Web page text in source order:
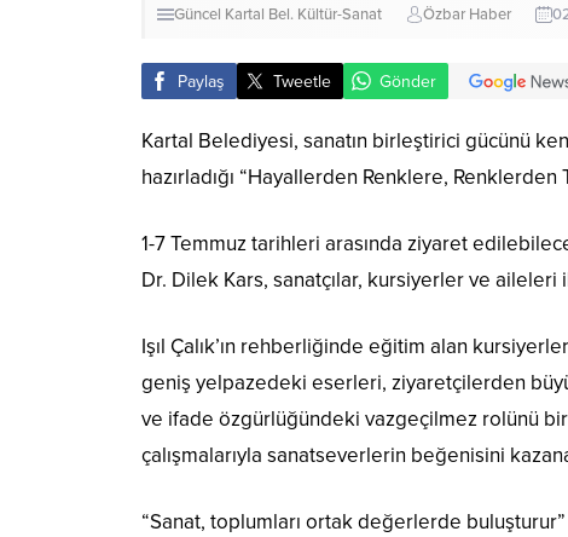
Güncel Kartal Bel. Kültür-Sanat Özbar Haber
Paylaş Tweetle Gönder
Kartal Belediyesi, sanatın birleştirici gücünü
hazırladığı “Hayallerden Renklere,
1-7 Temmuz tarihleri arasında ziyaret
Dr. Dilek Kars, sanatçılar, kursiyerler ve aileleri
Işıl Çalık’ın rehberliğinde eğitim alan
geniş yelpazedeki eserleri, ziyaretçilerden
ve ifade özgürlüğündeki vazgeçilmez rolünü
çalışmalarıyla sanatseverlerin beğenisini
“Sanat, toplumları ortak değerlerde buluşturur”